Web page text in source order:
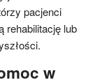
pacjenci
rehabilitację lub
w